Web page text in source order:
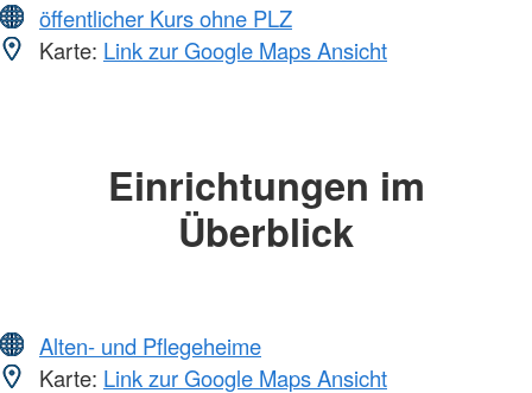
öffentlicher Kurs ohne PLZ
Karte: Link zur Google Maps Ansicht
Einrichtungen im
Überblick
Alten- und Pflegeheime
Karte: Link zur Google Maps Ansicht